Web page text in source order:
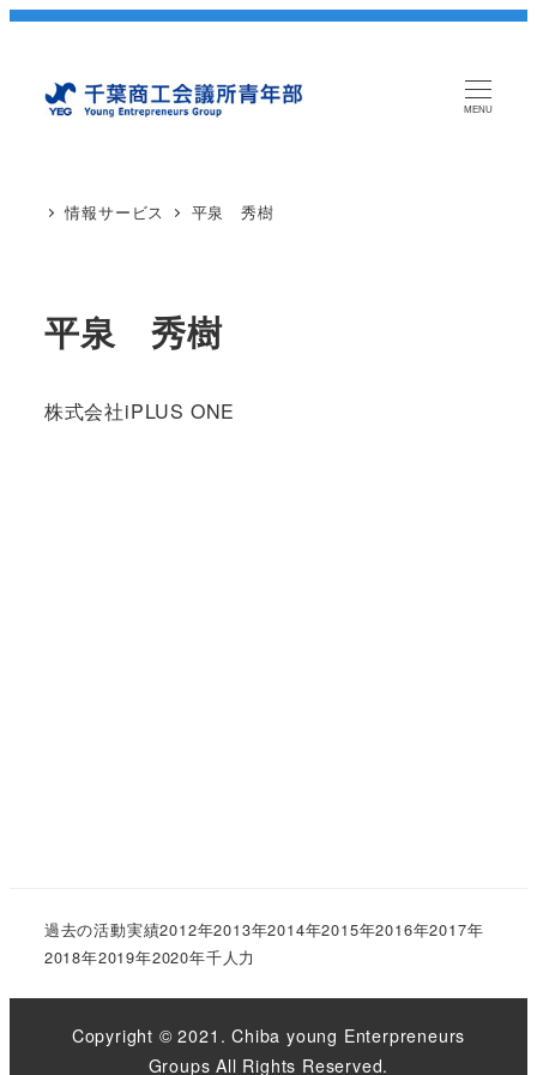
MENU
情報サービス 平泉 秀樹
平泉 秀樹
株式会社iPLUS ONE
過去の活動実績2012年2013年2014年2015年2016年2017年
2018年2019年2020年千人力
Copyright © 2021. Chiba young Enterpreneurs
Groups All Rights Reserved.